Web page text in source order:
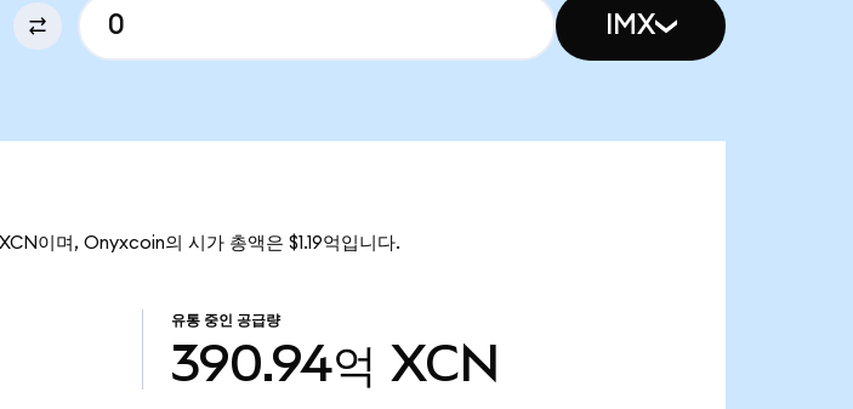
IMX
이며, Onyxcoin의 시가 총액은 $1.19억입니다.
유통 중인 공급량
390.94억 XCN